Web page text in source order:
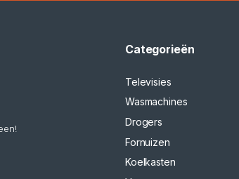
Categorieën
Televisies
Wasmachines
Drogers
Fornuizen
Koelkasten